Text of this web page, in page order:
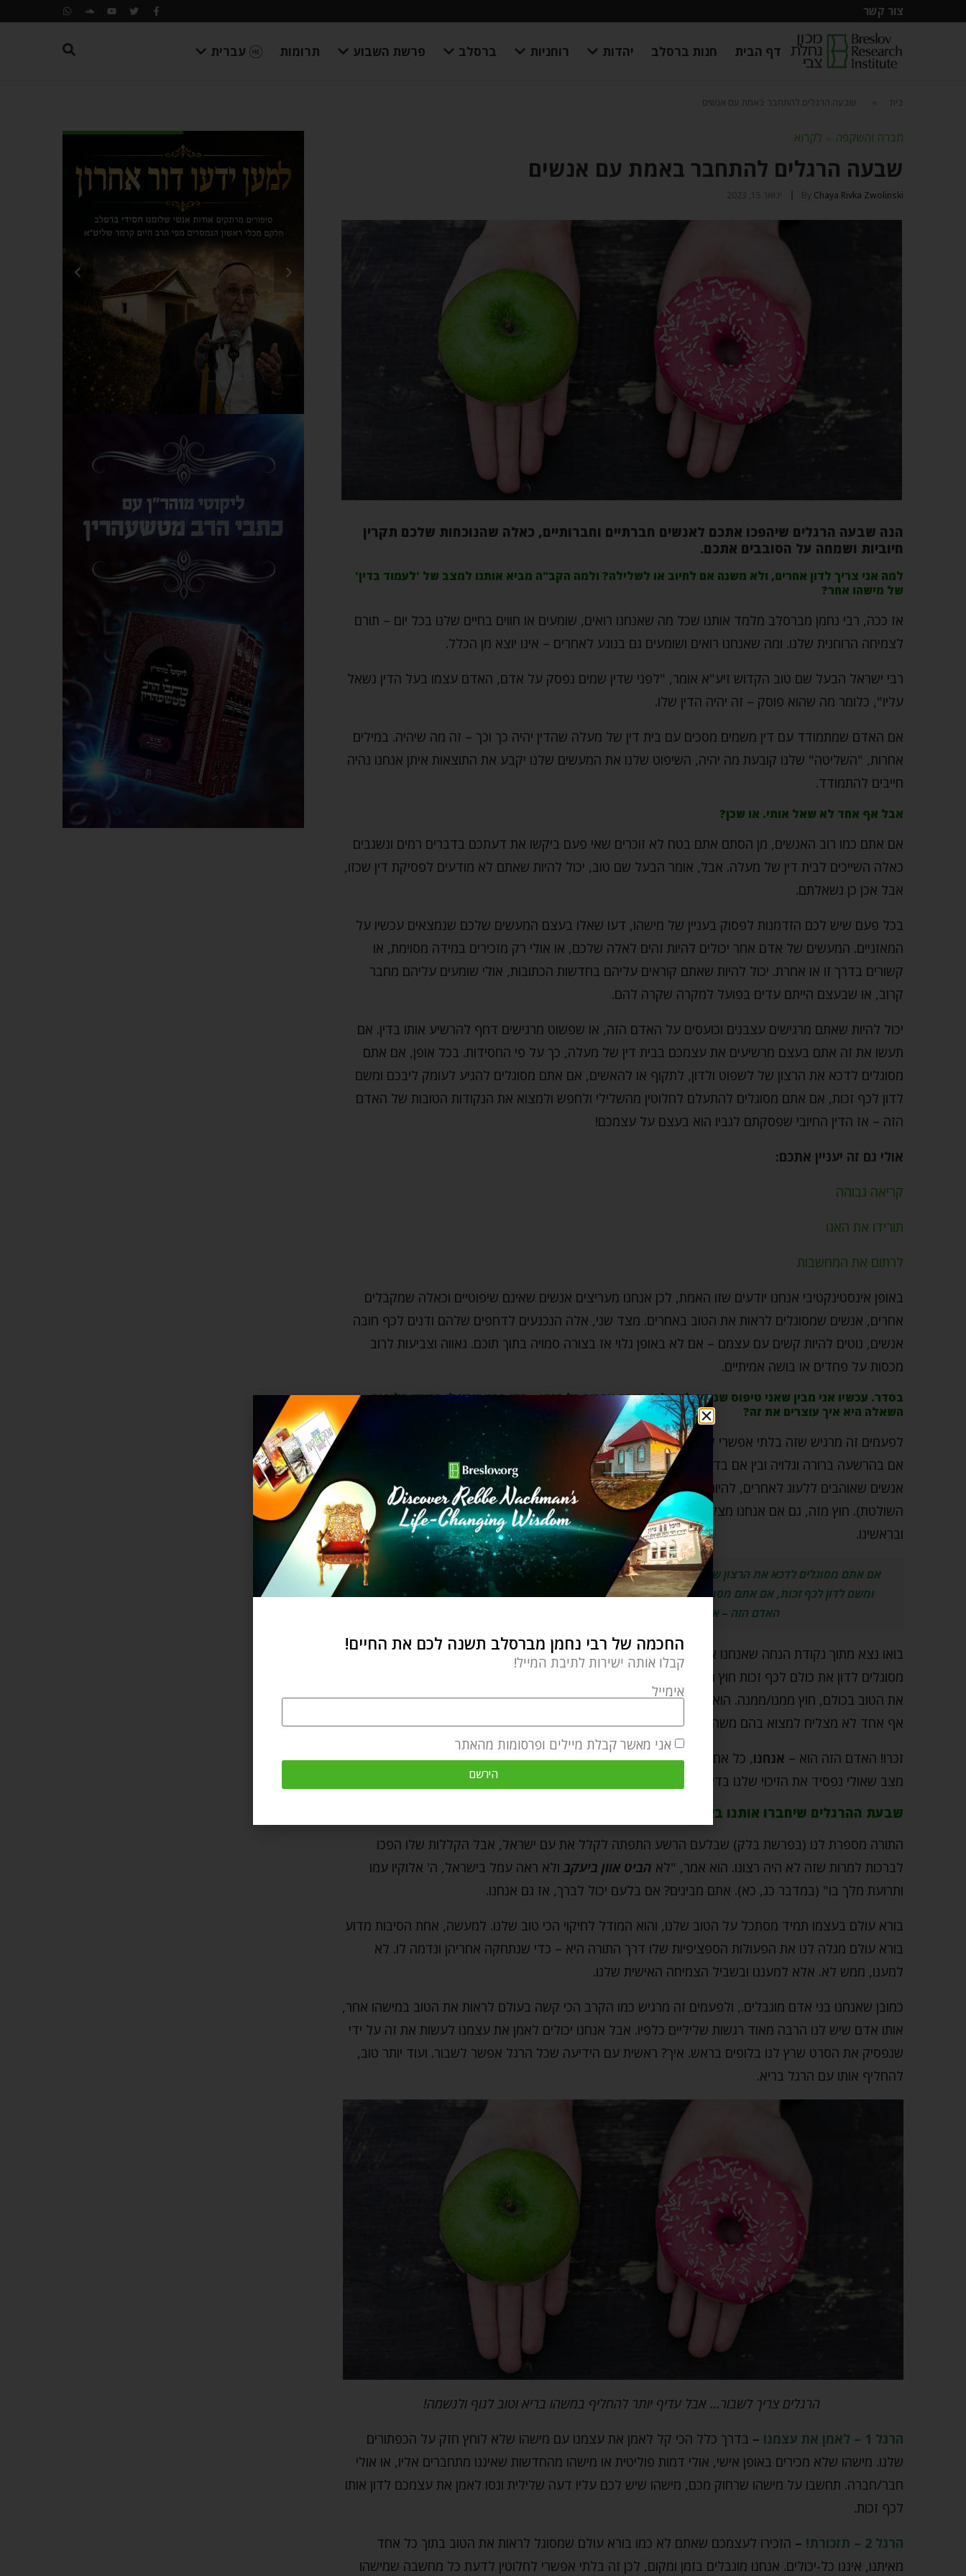
צור קשר
דף הבית חנות ברסלב יהדות רוחניות ברסלב פרשת השבוע תרומות עברית
בית שבעה הרגלים להתחבר באמת עם אנשים
חברה והשקפה ⬦ לקרוא
שבעה הרגלים להתחבר באמת עם אנשים
By Chaya Rivka Zwolinski ינואר 15, 2023
הנה שבעה הרגלים שיהפכו אתכם לאנשים חברתיים וחברותיים, כאלה שהנוכחות שלכם תקרין
חיוביות ושמחה על הסובבים אתכם.
למה אני צריך לדון אחרים, ולא משנה אם לחיוב או לשלילה? ולמה הקב"ה מביא אותנו למצב של 'לעמוד בדין'
של מישהו אחר?
אז ככה, רבי נחמן מברסלב מלמד אותנו שכל מה שאנחנו רואים, שומעים או חווים בחיים שלנו בכל יום – תורם
לצמיחה הרוחנית שלנו. ומה שאנחנו רואים ושומעים גם בנוגע לאחרים – אינו יוצא מן הכלל.
רבי ישראל הבעל שם טוב הקדוש זיע"א אומר, "לפני שדין שמים נפסק על אדם, האדם עצמו בעל הדין נשאל
עליו", כלומר מה שהוא פוסק – זה יהיה הדין שלו.
אם האדם שמתמודד עם דין משמים מסכים עם בית דין של מעלה שהדין יהיה כך וכך – זה מה שיהיה. במילים
אחרות, "השליטה" שלנו קובעת מה יהיה, השיפוט שלנו את המעשים שלנו יקבע את התוצאות איתן אנחנו נהיה
חייבים להתמודד.
אבל אף אחד לא שאל אותי. או שכן?
אם אתם כמו רוב האנשים, מן הסתם אתם בטח לא זוכרים שאי פעם ביקשו את דעתכם בדברים רמים ונשגבים
כאלה השייכים לבית דין של מעלה. אבל, אומר הבעל שם טוב, יכול להיות שאתם לא מודעים לפסיקת דין שכזו,
אבל אכן כן נשאלתם.
בכל פעם שיש לכם הזדמנות לפסוק בעניין של מישהו, דעו שאלו בעצם המעשים שלכם שנמצאים עכשיו על
המאזניים. המעשים של אדם אחר יכולים להיות זהים לאלה שלכם, או אולי רק מזכירים במידה מסוימת, או
קשורים בדרך זו או אחרת. יכול להיות שאתם קוראים עליהם בחדשות הכתובות, אולי שומעים עליהם מחבר
קרוב, או שבעצם הייתם עדים בפועל למקרה שקרה להם.
יכול להיות שאתם מרגישים עצבנים וכועסים על האדם הזה, או שפשוט מרגישים דחף להרשיע אותו בדין. אם
תעשו את זה אתם בעצם מרשיעים את עצמכם בבית דין של מעלה, כך על פי החסידות. בכל אופן, אם אתם
מסוגלים לדכא את הרצון של לשפוט ולדון, לתקוף או להאשים, אם אתם מסוגלים להגיע לעומק ליבכם ומשם
לדון לכף זכות, אם אתם מסוגלים להתעלם לחלוטין מהשלילי ולחפש ולמצוא את הנקודות הטובות של האדם
הזה – אז הדין החיובי שפסקתם לגביו הוא בעצם על עצמכם!
אולי גם זה יעניין אתכם:
קריאה גבוהה
תורידו את האגו
לרתום את המחשבות
באופן אינסטינקטיבי אנחנו יודעים שזו האמת, לכן אנחנו מעריצים אנשים שאינם שיפוטיים וכאלה שמקבלים
אחרים, אנשים שמסוגלים לראות את הטוב באחרים. מצד שני, אלה הנכנעים לדחפים שלהם ודנים לכף חובה
אנשים, נוטים להיות קשים עם עצמם – אם לא באופן גלוי אז בצורה סמויה בתוך תוכם. גאווה וצביעות לרוב
מכסות על פחדים או בושה אמיתיים.
בסדר. עכשיו אני מבין שאני טיפוס שנוטה לדון לכף חובה אחרים כל הזמן – כמו סרט שרץ לי בראש בלופים.
השאלה היא איך עוצרים את זה?
לפעמים זה מרגיש שזה בלתי אפשרי לחפש את הטוב באחרים. זה מצריך יותר מדי מאמצים. לדון לכף חובה, בין
אם בהרשעה ברורה וגלויה ובין אם בדרך של הערות ארסיות, זה דבר שיכול בקלות להפוך להרגל. (אחרי הכל,
אנשים שאוהבים ללעוג לאחרים, להיות עוקצניים וציניים, ועושים את זה כל יום במה שנקרא תרבות המדיה
השולטת). חוץ מזה, גם אם אנחנו מצליחים לשלוט בפה שלנו, יכול להיות שתהיה לנו שנאה פנימית בלב
ובראשינו.
אם אתם מסוגלים לדכא את הרצון של לשפוט ולדון, לתקוף או להאשים, אם אתם מסוגלים להגיע לעומק ליבכם
ומשם לדון לכף זכות, אם אתם מסוגלים להתעלם לחלוטין מהשלילי ולחפש ולמצוא את הנקודות הטובות של
האדם הזה – אז הדין החיובי שפסקתם לגביו הוא בעצם על עצמכם!
בואו נצא מתוך נקודת הנחה שאנחנו אנשים טובים ונדון לכף זכות את הזולת. עדיין, יש אפשרות שנרגיש שאנחנו
מסוגלים לדון את כולם לכף זכות חוץ מאדם מסוים. אתם יודעים מי הוא. אתם חושבים לעצמכם, 'אני יכול לראות
את הטוב בכולם, חוץ ממנו/ממנה. הוא/היא פשוט מעצבנים, דוחים, חצופים, לא אדיבים… (והרשימה ארוכה).
אף אחד לא מצליח למצוא בהם משהו טוב, אז למה אני?…'
זכרו! האדם הזה הוא – אנחנו, כל אחד מאיתנו. אם נדון לכף חובה, זה התיק המשפטי שלנו, הדין שלנו. ויש
מצב שאולי נפסיד את הזיכוי שלנו בדין עם גישה כזו.
שבעת ההרגלים שיחברו אותנו באמת לאנשים אחרים
התורה מספרת לנו (בפרשת בלק) שבלעם הרשע התפתה לקלל את עם ישראל, אבל הקללות שלו הפכו
לברכות למרות שזה לא היה רצונו. הוא אמר, "לא הביט אוון ביעקב ולא ראה עמל בישראל, ה' אלוקיו עמו
ותרועת מלך בו" (במדבר כג, כא). אתם מבינים? אם בלעם יכול לברך, אז גם אנחנו.
בורא עולם בעצמו תמיד מסתכל על הטוב שלנו, והוא המודל לחיקוי הכי טוב שלנו. למעשה, אחת הסיבות מדוע
בורא עולם מגלה לנו את הפעולות הספציפיות שלו דרך התורה היא – כדי שנתחקה אחריהן ונדמה לו. לא
למענו, ממש לא. אלא למעננו ובשביל הצמיחה האישית שלנו.
כמובן שאנחנו בני אדם מוגבלים., ולפעמים זה מרגיש כמו הקרב הכי קשה בעולם לראות את הטוב במישהו אחר,
אותו אדם שיש לנו הרבה מאוד רגשות שליליים כלפיו. אבל אנחנו יכולים לאמן את עצמנו לעשות את זה על ידי
שנפסיק את הסרט שרץ לנו בלופים בראש. איך? ראשית עם הידיעה שכל הרגל אפשר לשבור. ועוד יותר טוב,
להחליף אותו עם הרגל בריא.
הרגלים צריך לשבור… אבל עדיף יותר להחליף במשהו בריא וטוב לגוף ולנשמה!
הרגל 1 – לאמן את עצמנו – בדרך כלל הכי קל לאמן את עצמנו עם מישהו שלא לוחץ חזק על הכפתורים
שלנו. מישהו שלא מכירים באופן אישי, אולי דמות פוליטית או מישהו מהחדשות שאיננו מתחברים אליו, או אולי
חבר/חברה. תחשבו על מישהו שרחוק מכם, מישהו שיש לכם עליו דעה שלילית ונסו לאמן את עצמכם לדון אותו
לכף זכות.
הרגל 2 – תזכורת! – הזכירו לעצמכם שאתם לא כמו בורא עולם שמסוגל לראות את הטוב בתוך כל אחד
מאיתנו, איננו כל-יכולים. אנחנו מוגבלים בזמן ומקום, לכן זה בלתי אפשרי לחלוטין לדעת כל מחשבה שמישהו
החכמה של רבי נחמן מברסלב תשנה לכם את החיים!
קבלו אותה ישירות לתיבת המייל!
אימייל
אני מאשר קבלת מיילים ופרסומות מהאתר
הירשם